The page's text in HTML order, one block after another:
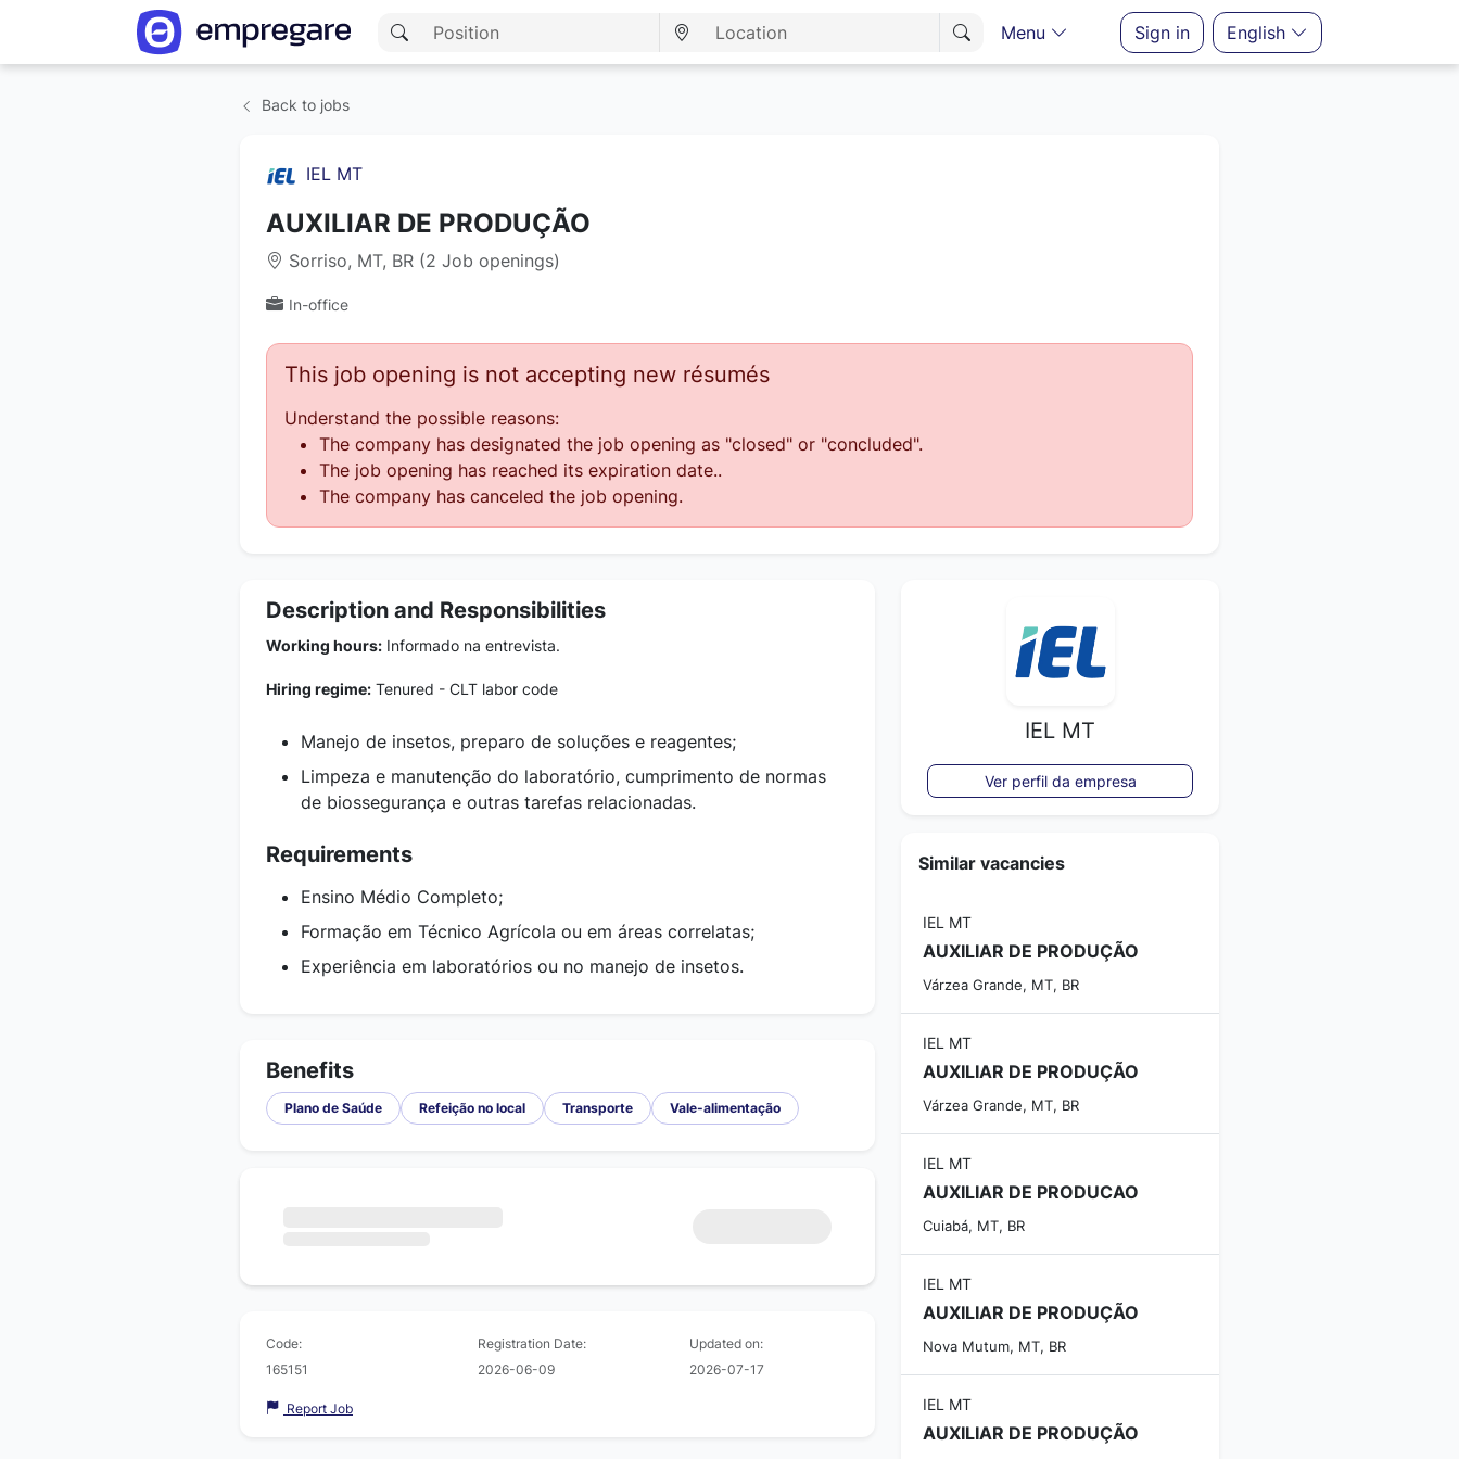
Menu Sign in English
Back to jobs
IEL MT
AUXILIAR DE PRODUÇÃO
Sorriso, MT, BR (2 Job openings)
In-office
This job opening is not accepting new résumés
Understand the possible reasons:
The company has designated the job opening as "closed" or "concluded".
The job opening has reached its expiration date..
The company has canceled the job opening.
Description and Responsibilities
Working hours: Informado na entrevista.
Hiring regime: Tenured - CLT labor code
Manejo de insetos, preparo de soluções e reagentes;
Limpeza e manutenção do laboratório, cumprimento de normas
de biossegurança e outras tarefas relacionadas.
Requirements
Ensino Médio Completo;
Formação em Técnico Agrícola ou em áreas correlatas;
Experiência em laboratórios ou no manejo de insetos.
Benefits
Plano de Saúde Refeição no local Transporte Vale-alimentação
Code:
165151
Registration Date:
2026-06-09
Updated on:
2026-07-17
Report Job
IEL MT
Ver perfil da empresa
Similar vacancies
IEL MT
AUXILIAR DE PRODUÇÃO
Várzea Grande, MT, BR
IEL MT
AUXILIAR DE PRODUÇÃO
Várzea Grande, MT, BR
IEL MT
AUXILIAR DE PRODUCAO
Cuiabá, MT, BR
IEL MT
AUXILIAR DE PRODUÇÃO
Nova Mutum, MT, BR
IEL MT
AUXILIAR DE PRODUÇÃO